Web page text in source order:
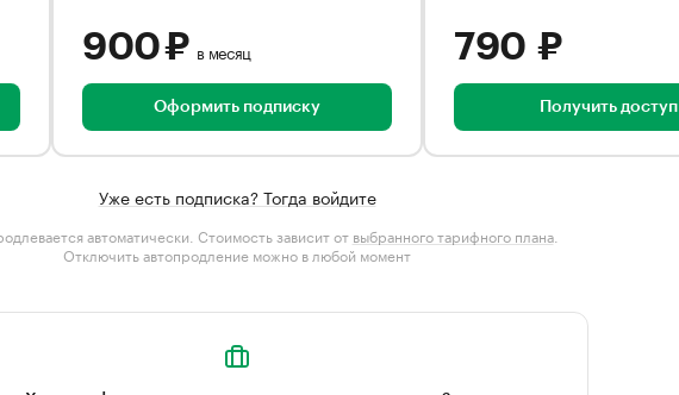
900 ₽ в месяц
Оформить подписку
790 ₽
Получить доступ
Уже есть подписка? Тогда войдите
автоматически. Стоимость зависит от выбранного тарифного плана.
Отключить автопродление можно в любой момент